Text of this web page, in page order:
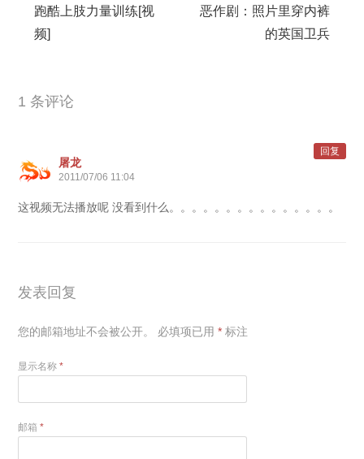
跑酷上肢力量训练[视
频]
恶作剧：照片里穿内裤
的英国卫兵
1 条评论
屠龙
2011/07/06 11:04
这视频无法播放呢 没看到什么。。。。。。。。。。。。。。。
回复
发表回复
您的邮箱地址不会被公开。 必填项已用* 标注
显示名称*
邮箱*